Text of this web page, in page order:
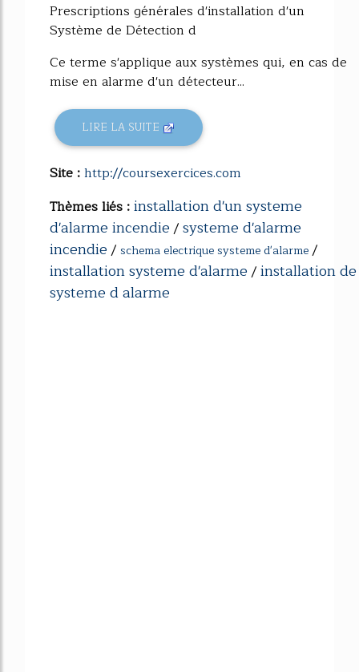
Prescriptions générales d'installation d'un
Système de Détection d
Ce terme s'applique aux systèmes qui, en cas de
mise en alarme d'un détecteur...
LIRE LA SUITE
Site :http://coursexercices.com
Thèmes liés :installation d'un systeme
d'alarme incendie/systeme d'alarme
incendie/ schema electrique systeme d'alarme/
installation systeme d'alarme/installation de
systeme d alarme